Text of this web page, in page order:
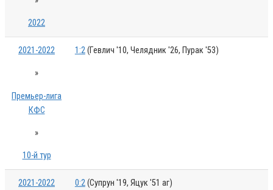
2022
2021-2022
»
Премьер-лига
КФС
»
10-й тур
1:2(Гевлич '10, Челядник '26, Пурак '53)
2021-2022 0:2(Супрун '19, Яцук '51 аг)